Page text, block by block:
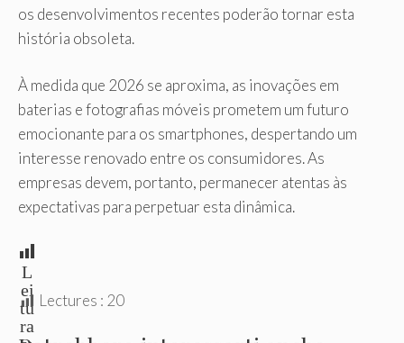
os desenvolvimentos recentes poderão tornar esta
história obsoleta.
À medida que 2026 se aproxima, as inovações em
baterias e fotografias móveis prometem um futuro
emocionante para os smartphones, despertando um
interesse renovado entre os consumidores. As
empresas devem, portanto, permanecer atentas às
expectativas para perpetuar esta dinâmica.
L
ei
tu
ra
Lectures : 20